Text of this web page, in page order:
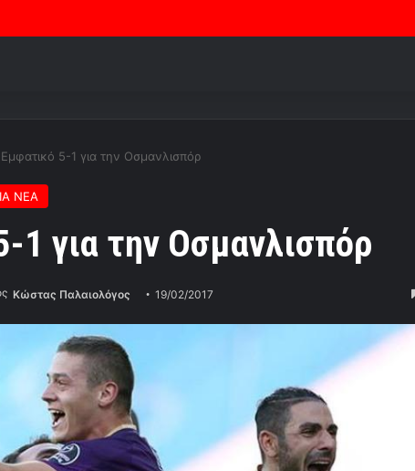
Εμφατικό 5-1 για την Οσμανλισπόρ
ΝΕΑ
1 για την Οσμανλισπόρ
Κώστας Παλαιολόγος 19/02/2017